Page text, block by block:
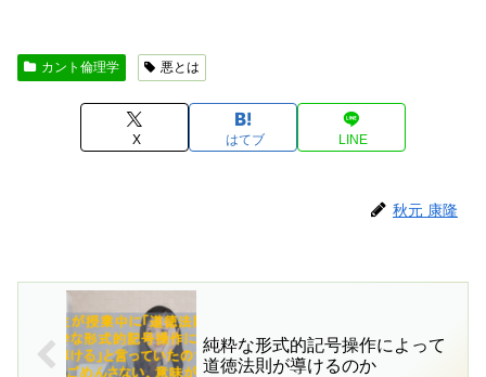
カント倫理学 悪とは
X はてブ LINE
秋元 康隆
純粋な形式的記号操作によって
道徳法則が導けるのか